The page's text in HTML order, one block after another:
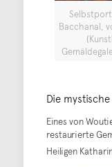
Bacchanal,
Die
Eines von
restaurierte
Heiligen